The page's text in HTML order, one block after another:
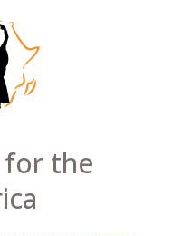
for the